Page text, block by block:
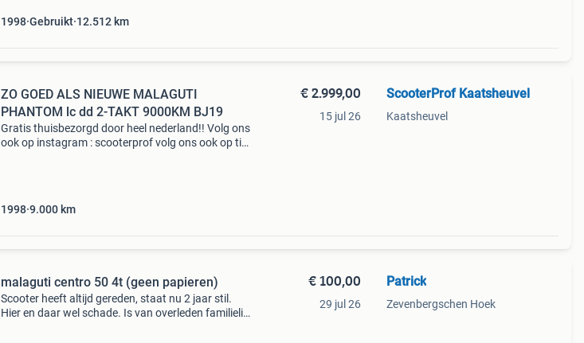
1998 Gebruikt 12.512 km
ZO GOED ALS NIEUWE MALAGUTI
PHANTOM lc dd 2-TAKT 9000KM BJ19
Gratis thuisbezorgd door heel nederland!! Volg ons
ook op instagram : scooterprof volg ons ook op tik
1998 9.000 km
€ 2.999,00
15 jul 26
ScooterProf Kaatsheuvel
Kaatsheuvel
malaguti centro 50 4t (geen papieren)
Scooter heeft altijd gereden, staat nu 2 jaar stil.
Hier en daar wel schade. Is van overleden familielid
€ 100,00
29 jul 26
Patrick
Zevenbergschen Hoek